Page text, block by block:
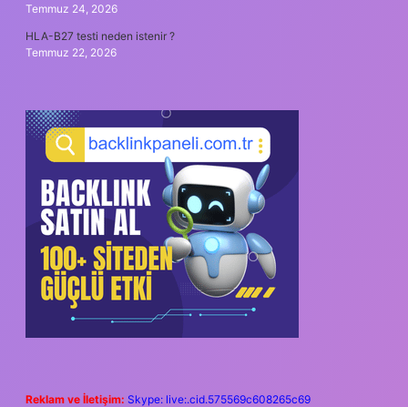
Temmuz 24, 2026
HLA-B27 testi neden istenir ?
Temmuz 22, 2026
Reklam ve İletişim: Skype: live:.cid.575569c608265c69